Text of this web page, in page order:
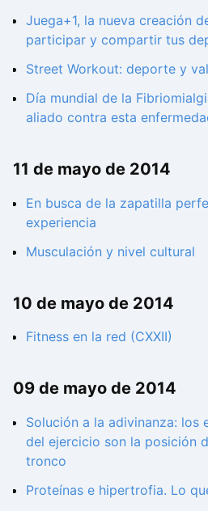
Juega+1, la nueva creación
participar y compartir tus
Street Workout: deporte y
Día mundial de la
aliado contra esta
11 de mayo de 2014
En busca de la zapatilla
experiencia
Musculación y nivel cultural
10 de mayo de 2014
Fitness en la red (CXXII)
09 de mayo de 2014
Solución a la adivinanza: los
del ejercicio son la posición
tronco
Proteínas e hipertrofia. Lo